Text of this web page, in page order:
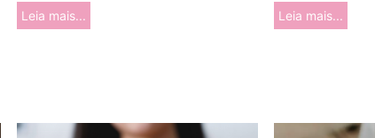
Leia mais... Leia mais...